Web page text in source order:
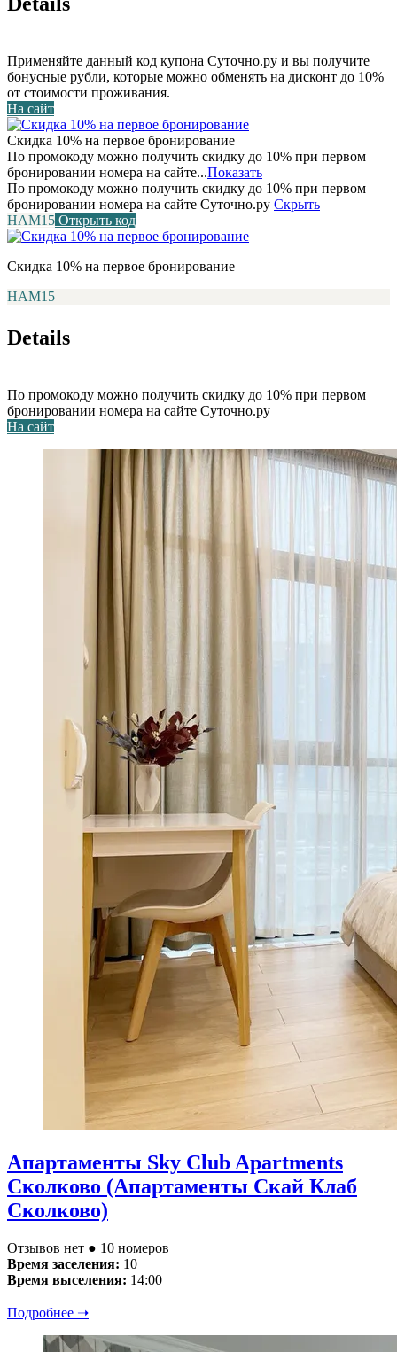
Применяйте данный код купона Суточно.ру и вы получите
бонусные рубли, которые можно обменять на дисконт до 10%
от стоимости проживания.
На сайт
Скидка 10% на первое бронирование
По промокоду можно получить скидку до 10% при первом
бронировании номера на сайте...Показать
По промокоду можно получить скидку до 10% при первом
бронировании номера на сайте Суточно.ру Скрыть
НАМ15 Открыть код
Скидка 10% на первое бронирование
НАМ15
Details
По промокоду можно получить скидку до 10% при первом
бронировании номера на сайте Суточно.ру
На сайт
Апартаменты Sky Club Apartments
Сколково (Апартаменты Скай Клаб
Сколково)
Отзывов нет ● 10 номеров
Время заселения: 10
Время выселения: 14:00
Подробнее ➝